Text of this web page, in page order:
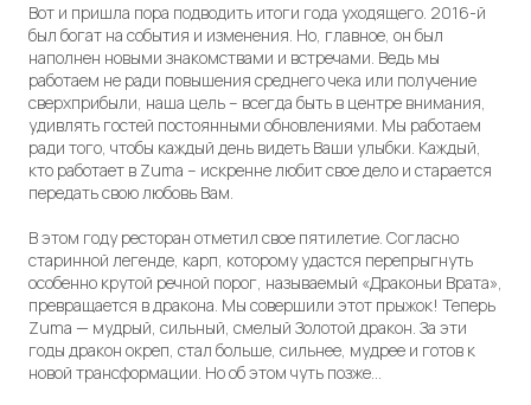
Вот и пришла пора подводить итоги года уходящего. 2016-й
был богат на события и изменения. Но, главное, он был
наполнен новыми знакомствами и встречами. Ведь мы
работаем не ради повышения среднего чека или получение
сверхприбыли, наша цель – всегда быть в центре внимания,
удивлять гостей постоянными обновлениями. Мы работаем
ради того, чтобы каждый день видеть Ваши улыбки. Каждый,
кто работает в Zuma – искренне любит свое дело и старается
передать свою любовь Вам.
В этом году ресторан отметил свое пятилетие. Согласно
старинной легенде, карп, которому удастся перепрыгнуть
особенно крутой речной порог, называемый «Драконьи Врата»,
превращается в дракона. Мы совершили этот прыжок! Теперь
Zuma — мудрый, сильный, смелый Золотой дракон. За эти
годы дракон окреп, стал больше, сильнее, мудрее и готов к
новой трансформации. Но об этом чуть позже…